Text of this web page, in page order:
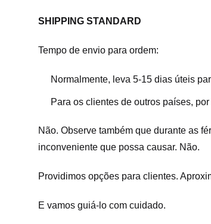
SHIPPING STANDARD
Tempo de envio para ordem:
Normalmente, leva 5-15 dias úteis
Para os clientes de outros países,
Não. Observe também que durante as
inconveniente que possa causar. Não.
Providimos opções para clientes.
E vamos guiá-lo com cuidado.